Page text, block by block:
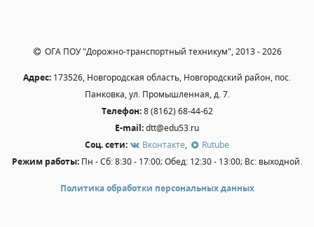
Центр карьеры
Всероссийское чемпионатное движение
Региональная инновационная площадка
СВЕДЕНИЯ ОБ ОБРАЗОВАТЕЛЬНОЙ ОРГАНИЗАЦИИ
Основные сведения
Структура и органы управления образовательной
ОГА ПОУ "Дорожно-транспортный техникум", 2013 - 2026
Адрес: 173526, Новгородская область, Новгородский район, пос.
Панковка, ул. Промышленная, д. 7.
Телефон:8 (8162) 68-44-62
E-mail:dtt@edu53.ru
Соц. сети:
Вконтакте,
Rutube
Режим работы: Пн - Сб: 8:30 - 17:00; Обед: 12:30 - 13:00; Вс: выходной.
Политика обработки персональных данных